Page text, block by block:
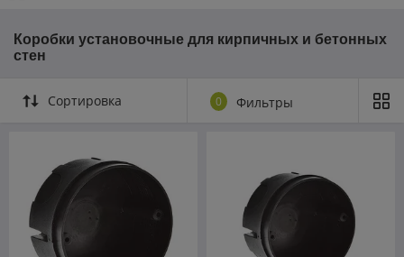
Коробки установочные для кирпичных и бетонных
стен
Сортировка 0 Фильтры